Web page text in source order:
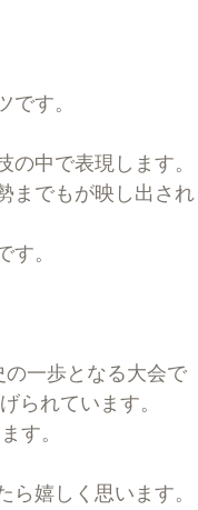
す。
中で表現します。
までもが映し出され
。
の一歩となる大会で
られています。
す。
嬉しく思います。